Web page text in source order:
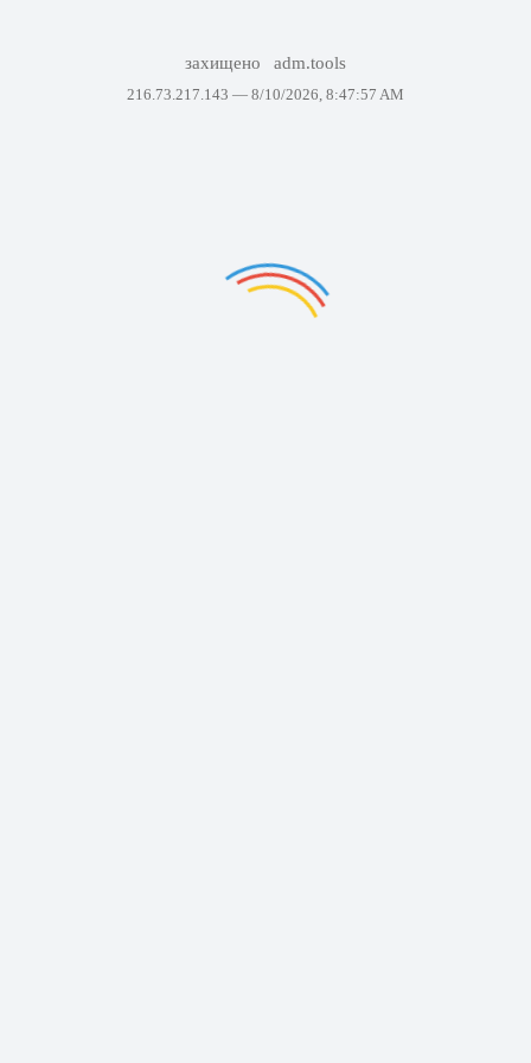
захищено adm.tools
216.73.217.143 — 8/10/2026, 8:47:57 AM